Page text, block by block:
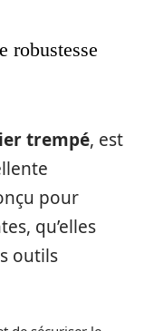
robustesse
trempé, est
pour
qu’elles
outils